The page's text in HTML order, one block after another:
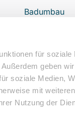
für soziale
geben wir
soziale Medien,
mit
Nutzung der
Badumbau
Alltagshilfe
Podologe in
Nähe